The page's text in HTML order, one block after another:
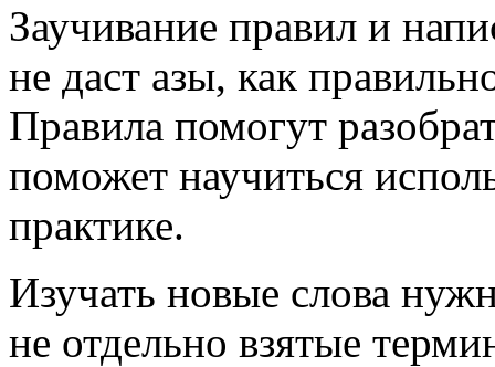
Заучивание правил и
не даст азы, как
Правила помогут
поможет научиться
практике.
Изучать новые слова
не отдельно взятые